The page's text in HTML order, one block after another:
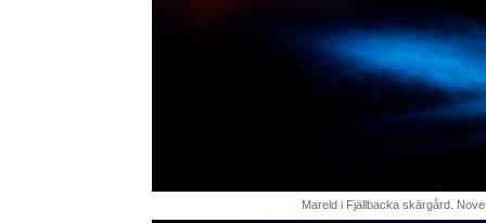
Mareld i Fjällbacka skärgård.